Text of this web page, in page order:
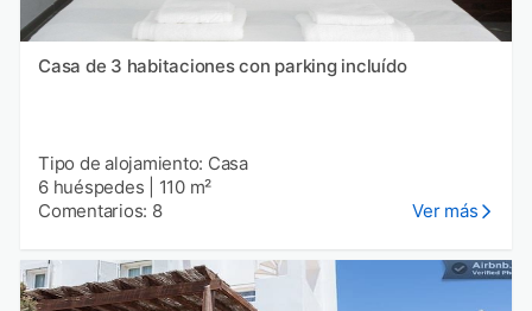
Casa de 3 habitaciones con parking incluído
Tipo de alojamiento: Casa
6 huéspedes
110 m²
Comentarios: 8
Ver más